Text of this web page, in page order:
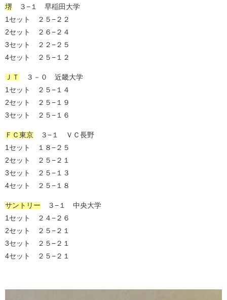
堺 ３−１ 早稲田大学
1セット ２５−２２
2セット ２６−２４
3セット ２２−２５
4セット ２５−１２
ＪＴ
３－０ 近畿大学
1セット ２５−１４
2セット ２５−１９
3セット ２５−１６
ＦＣ東京 ３−１ ＶＣ長野
1セット １８−２５
2セット ２５−２１
3セット ２５−１３
4セット ２５−１８
サントリー ３−１ 中央大学
1セット ２４−２６
2セット ２５−２１
3セット ２５−２１
4セット ２５−２１